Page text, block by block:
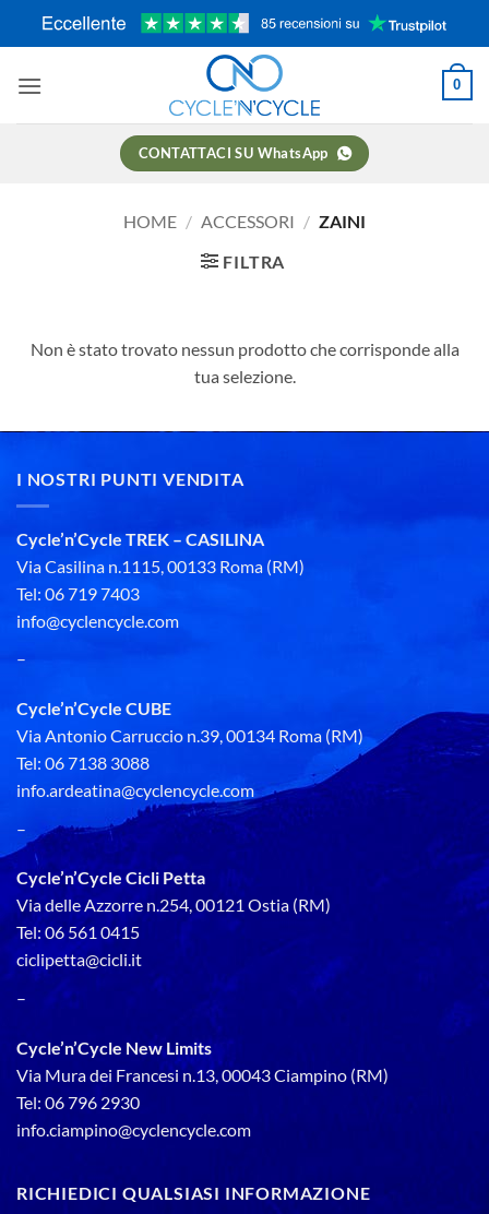
0
CONTATTACI SU WhatsApp
HOME / ACCESSORI / ZAINI
FILTRA
Non è stato trovato nessun prodotto che corrisponde alla
tua selezione.
I NOSTRI PUNTI VENDITA
Cycle’n’Cycle TREK – CASILINA
Via Casilina n.1115, 00133 Roma (RM)
Tel: 06 719 7403
info@cyclencycle.com
–
Cycle’n’Cycle CUBE
Via Antonio Carruccio n.39, 00134 Roma (RM)
Tel: 06 7138 3088
info.ardeatina@cyclencycle.com
–
Cycle’n’Cycle Cicli Petta
Via delle Azzorre n.254, 00121 Ostia (RM)
Tel: 06 561 0415
ciclipetta@cicli.it
–
Cycle’n’Cycle New Limits
Via Mura dei Francesi n.13, 00043 Ciampino (RM)
Tel: 06 796 2930
info.ciampino@cyclencycle.com
RICHIEDICI QUALSIASI INFORMAZIONE